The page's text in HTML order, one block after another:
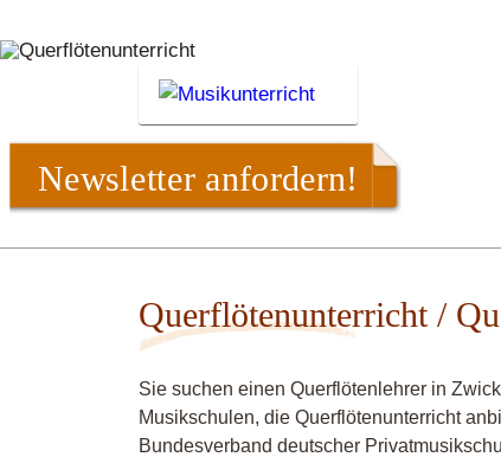
Newsletter anfordern!
Querflötenunterricht /
Sie suchen einen Querflötenlehrer in
Musikschulen, die Querflötenunterricht
Bundesverband deutscher